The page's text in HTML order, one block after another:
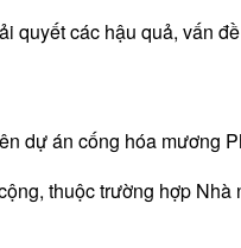
các hậu quả, vấn
dự án cống hóa mương
thuộc trường hợp